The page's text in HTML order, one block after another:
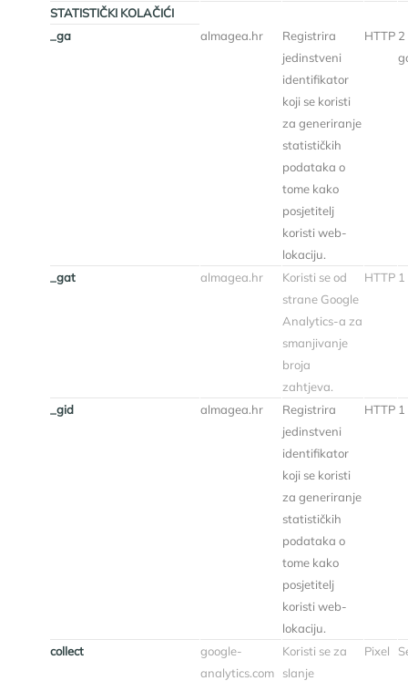
STATISTIČKI KOLAČIĆI
_ga
almagea.hr
Registrira
jedinstveni
identifikator
koji se koristi
za generiranje
statističkih
podataka o
tome kako
posjetitelj
koristi web-
lokaciju.
HTTP 2
_gat almagea.hr
Koristi se od
strane Google
Analytics-a za
smanjivanje
broja
zahtjeva.
HTTP
_gid almagea.hr
Registrira
jedinstveni
identifikator
koji se koristi
za generiranje
statističkih
podataka o
tome kako
posjetitelj
koristi web-
lokaciju.
HTTP
collect
google-
analytics.com
Koristi se za
slanje
Pixel